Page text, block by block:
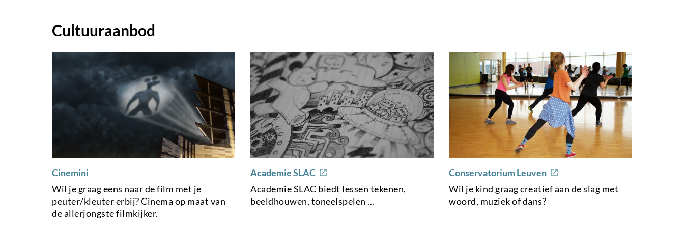
Cultuuraanbod
Cinemini
Wil je graag eens naar de film met je
peuter/kleuter erbij? Cinema op maat van
de allerjongste filmkijker.
Academie SLAC
e
x
t
Academie SLAC biedt lessen tekenen,
beeldhouwen, toneelspelen ...
Conservatorium Leuven
e
x
Wil je kind graag creatief aan de slag met
woord, muziek of dans?